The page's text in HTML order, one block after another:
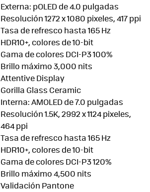
Externa: pOLED de 4.0 pulgadas
Resolución 1272 x 1080 pixeles, 417 ppi
Tasa de refresco hasta 165 Hz
HDR10+, colores de 10-bit
Gama de colores DCI-P3 100%
Brillo máximo 3,000 nits
Attentive Display
Gorilla Glass Ceramic
Interna: AMOLED de 7.0 pulgadas
Resolución 1.5K, 2992 x 1124 pixeles,
464 ppi
Tasa de refresco hasta 165 Hz
HDR10+, colores de 10-bit
Gama de colores DCI-P3 120%
Brillo máximo 4,500 nits
Validación Pantone